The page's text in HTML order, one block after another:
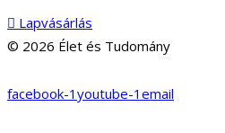
Lapvásárlás
© 2026 Élet és Tudomány
facebook-1 youtube-1 email